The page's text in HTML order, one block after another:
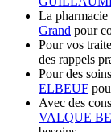
La
Grand pour
Pour vos
des rappels
Pour des
ELBEUF
Avec des
VALQUE